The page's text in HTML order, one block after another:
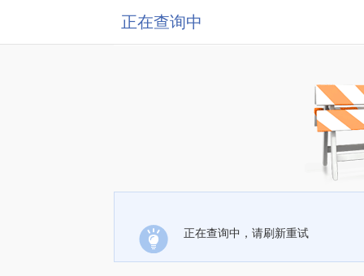
正在查询中
正在查询中，请刷新重试